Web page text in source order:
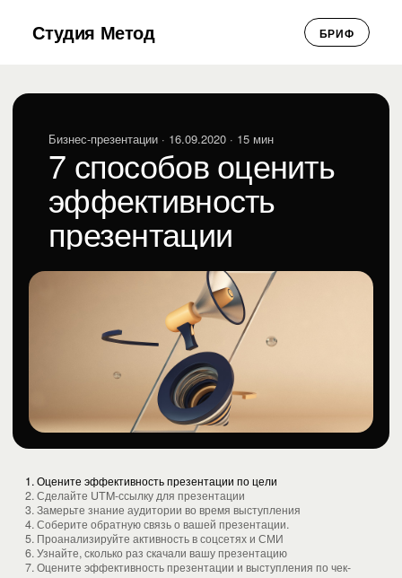
Студия Метод БРИФ
Бизнес-презентации · 16.09.2020 · 15 мин
7 способов оценить
эффективность
презентации
АК
Бизнес-презентации · 16.09.2020
1. Оцените эффективность презентации по цели
2. Сделайте UTM-ссылку для презентации
3. Замерьте знание аудитории во время выступления
4. Соберите обратную связь о вашей презентации.
5. Проанализируйте активность в соцсетях и СМИ
6. Узнайте, сколько раз скачали вашу презентацию
7. Оцените эффективность презентации и выступления по чек-